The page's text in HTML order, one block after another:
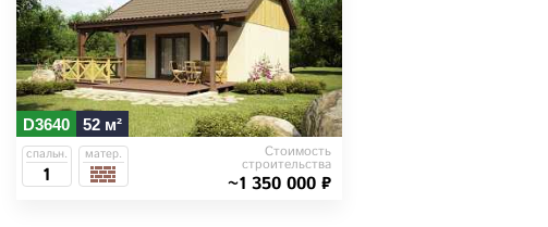
D3640 52 м²
спальн.
1
матер. Стоимость
строительства
~1 350 000 ₽